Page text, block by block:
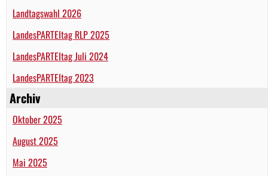
Landtagswahl 2026
LandesPARTEItag RLP 2025
LandesPARTEItag Juli 2024
LandesPARTEItag 2023
Archiv
Oktober 2025
August 2025
Mai 2025